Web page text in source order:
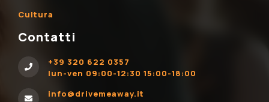
Cultura
Contatti
+39 320 622 0357
lun-ven 09:00-12:30 15:00-18:00
info@drivemeaway.it